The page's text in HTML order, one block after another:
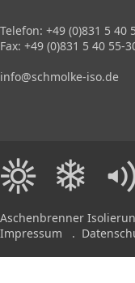
Telefon: +49 (0)831 5 40
Fax: +49 (0)831 5 40 55-
info@schmolke-iso.de
Aschenbrenner
Impressum .